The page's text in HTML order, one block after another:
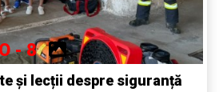
- 8
și lecții despre siguranță